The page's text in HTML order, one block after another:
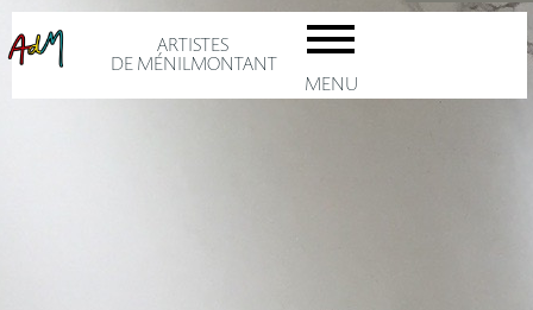
ARTISTES
DE MÉNILMONTANT
MENU